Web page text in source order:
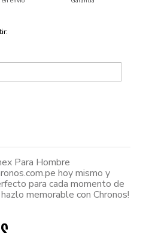
Para Hombre
hoy mismo y
para cada momento de
memorable con Chronos!